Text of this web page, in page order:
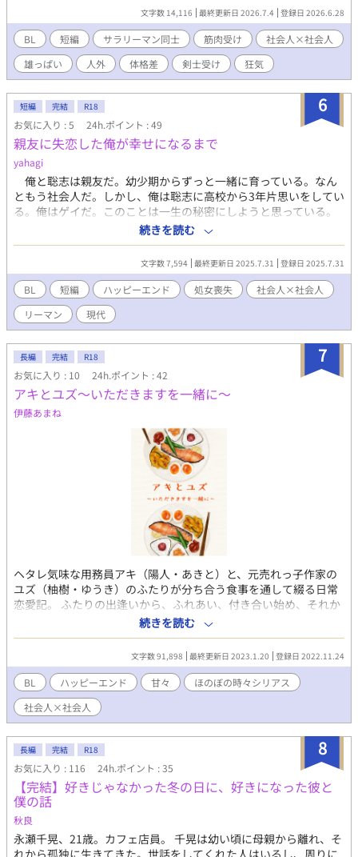
文字数 14,116 最終更新日 2026.7.4 登録日 2026.6.28
BL 短編 サラリーマン同士 筋肉受け
社会人×社会人
雄っぱい
人外 体格差 剣士受け 狂気
6
短編 完結 R18
お気に入り : 5 24h.ポイント : 49
親友に失恋した俺が幸せになるまで
yahagi
俺と聡志は親友だ。幼少期からずっと一緒に育っている。なん
ともう社会人だ。しかし、俺は聡志に高校から3年片思いをしてい
る。俺はゲイだ。このことは一生の秘密にしようと思っている。
ある日、いつものように聡志が女に振られ、泣き出した。その涙
を止めたくて、俺は告白を決意する。※ムーンライトノベルズさ
続きを読む
文字数 7,594 最終更新日 2025.7.31 登録日 2025.7.31
BL 短編 ハッピーエンド 処女喪失
社会人×社会人
リーマン
現代
7
長編 完結 R18
お気に入り : 10 24h.ポイント : 42
アキとユズ～いただきますを一緒に～
伊藤あまね
ヘタレ気味な用務員アキ（陽人・あきと）と、元売れっ子作家の
ユズ（柚樹・ゆうき）のふたりが分ち合う食事を通して綴る日常
恋愛記。 ふたりの出逢いから、ふれあい、付き合い始め、それか
ら―――の物語。 ※話の内容によっては🔞な話もありますのでご
注意ください。
続きを読む
文字数 91,898 最終更新日 2023.1.20 登録日 2022.11.24
BL ハッピーエンド 甘々
ほのぼの時々シリアス
社会人×社会人
8
長編 完結 R18
お気に入り : 116 24h.ポイント : 35
【完結】好きじゃなかった冬の日に、好きになった彼と
僕の話
秋良
永瀬千晃、21歳。カフェ店員。 千晃は幼い頃に母親から離れ、そ
れから孤独に生きてきた。世話をしてくれた人はいるし、周りに